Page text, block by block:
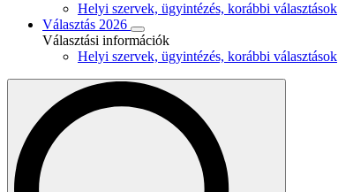
Helyi szervek, ügyintézés, korábbi választások
Választás 2026
Választási információk
Helyi szervek, ügyintézés, korábbi választások